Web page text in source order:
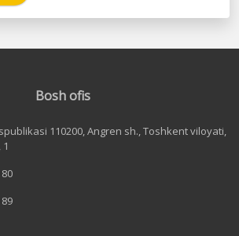
Bosh ofis
110200, Angren sh., Toshkent viloyati,